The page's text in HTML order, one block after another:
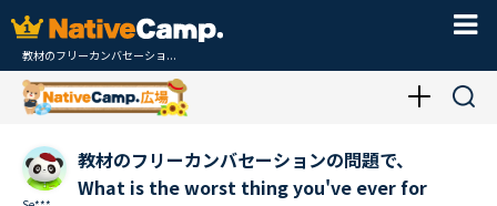
教材のフリーカンバセーショ...
教材のフリーカンバセーションの問題で、
What is the worst thing you've ever for